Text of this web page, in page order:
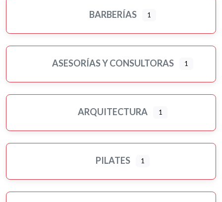
BARBERÍAS 1
ASESORÍAS Y CONSULTORAS 1
ARQUITECTURA 1
PILATES 1